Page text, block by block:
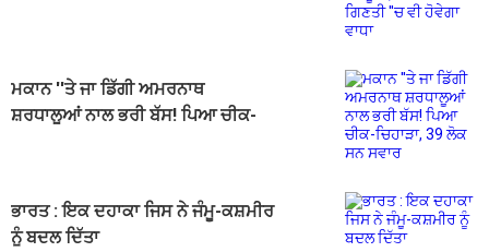
ਮਕਾਨ ''ਤੇ ਜਾ ਡਿੱਗੀ ਅਮਰਨਾਥ
ਸ਼ਰਧਾਲੂਆਂ ਨਾਲ ਭਰੀ ਬੱਸ! ਪਿਆ ਚੀਕ-
ਭਾਰਤ : ਇਕ ਦਹਾਕਾ ਜਿਸ ਨੇ ਜੰਮੂ-ਕਸ਼ਮੀਰ
ਨੂੰ ਬਦਲ ਦਿੱਤਾ